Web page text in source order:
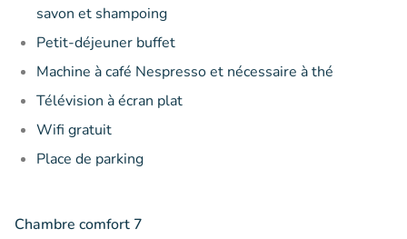
savon et shampoing
Petit-déjeuner buffet
Machine à café Nespresso et nécessaire à thé
Télévision à écran plat
Wifi gratuit
Place de parking
Chambre comfort 7